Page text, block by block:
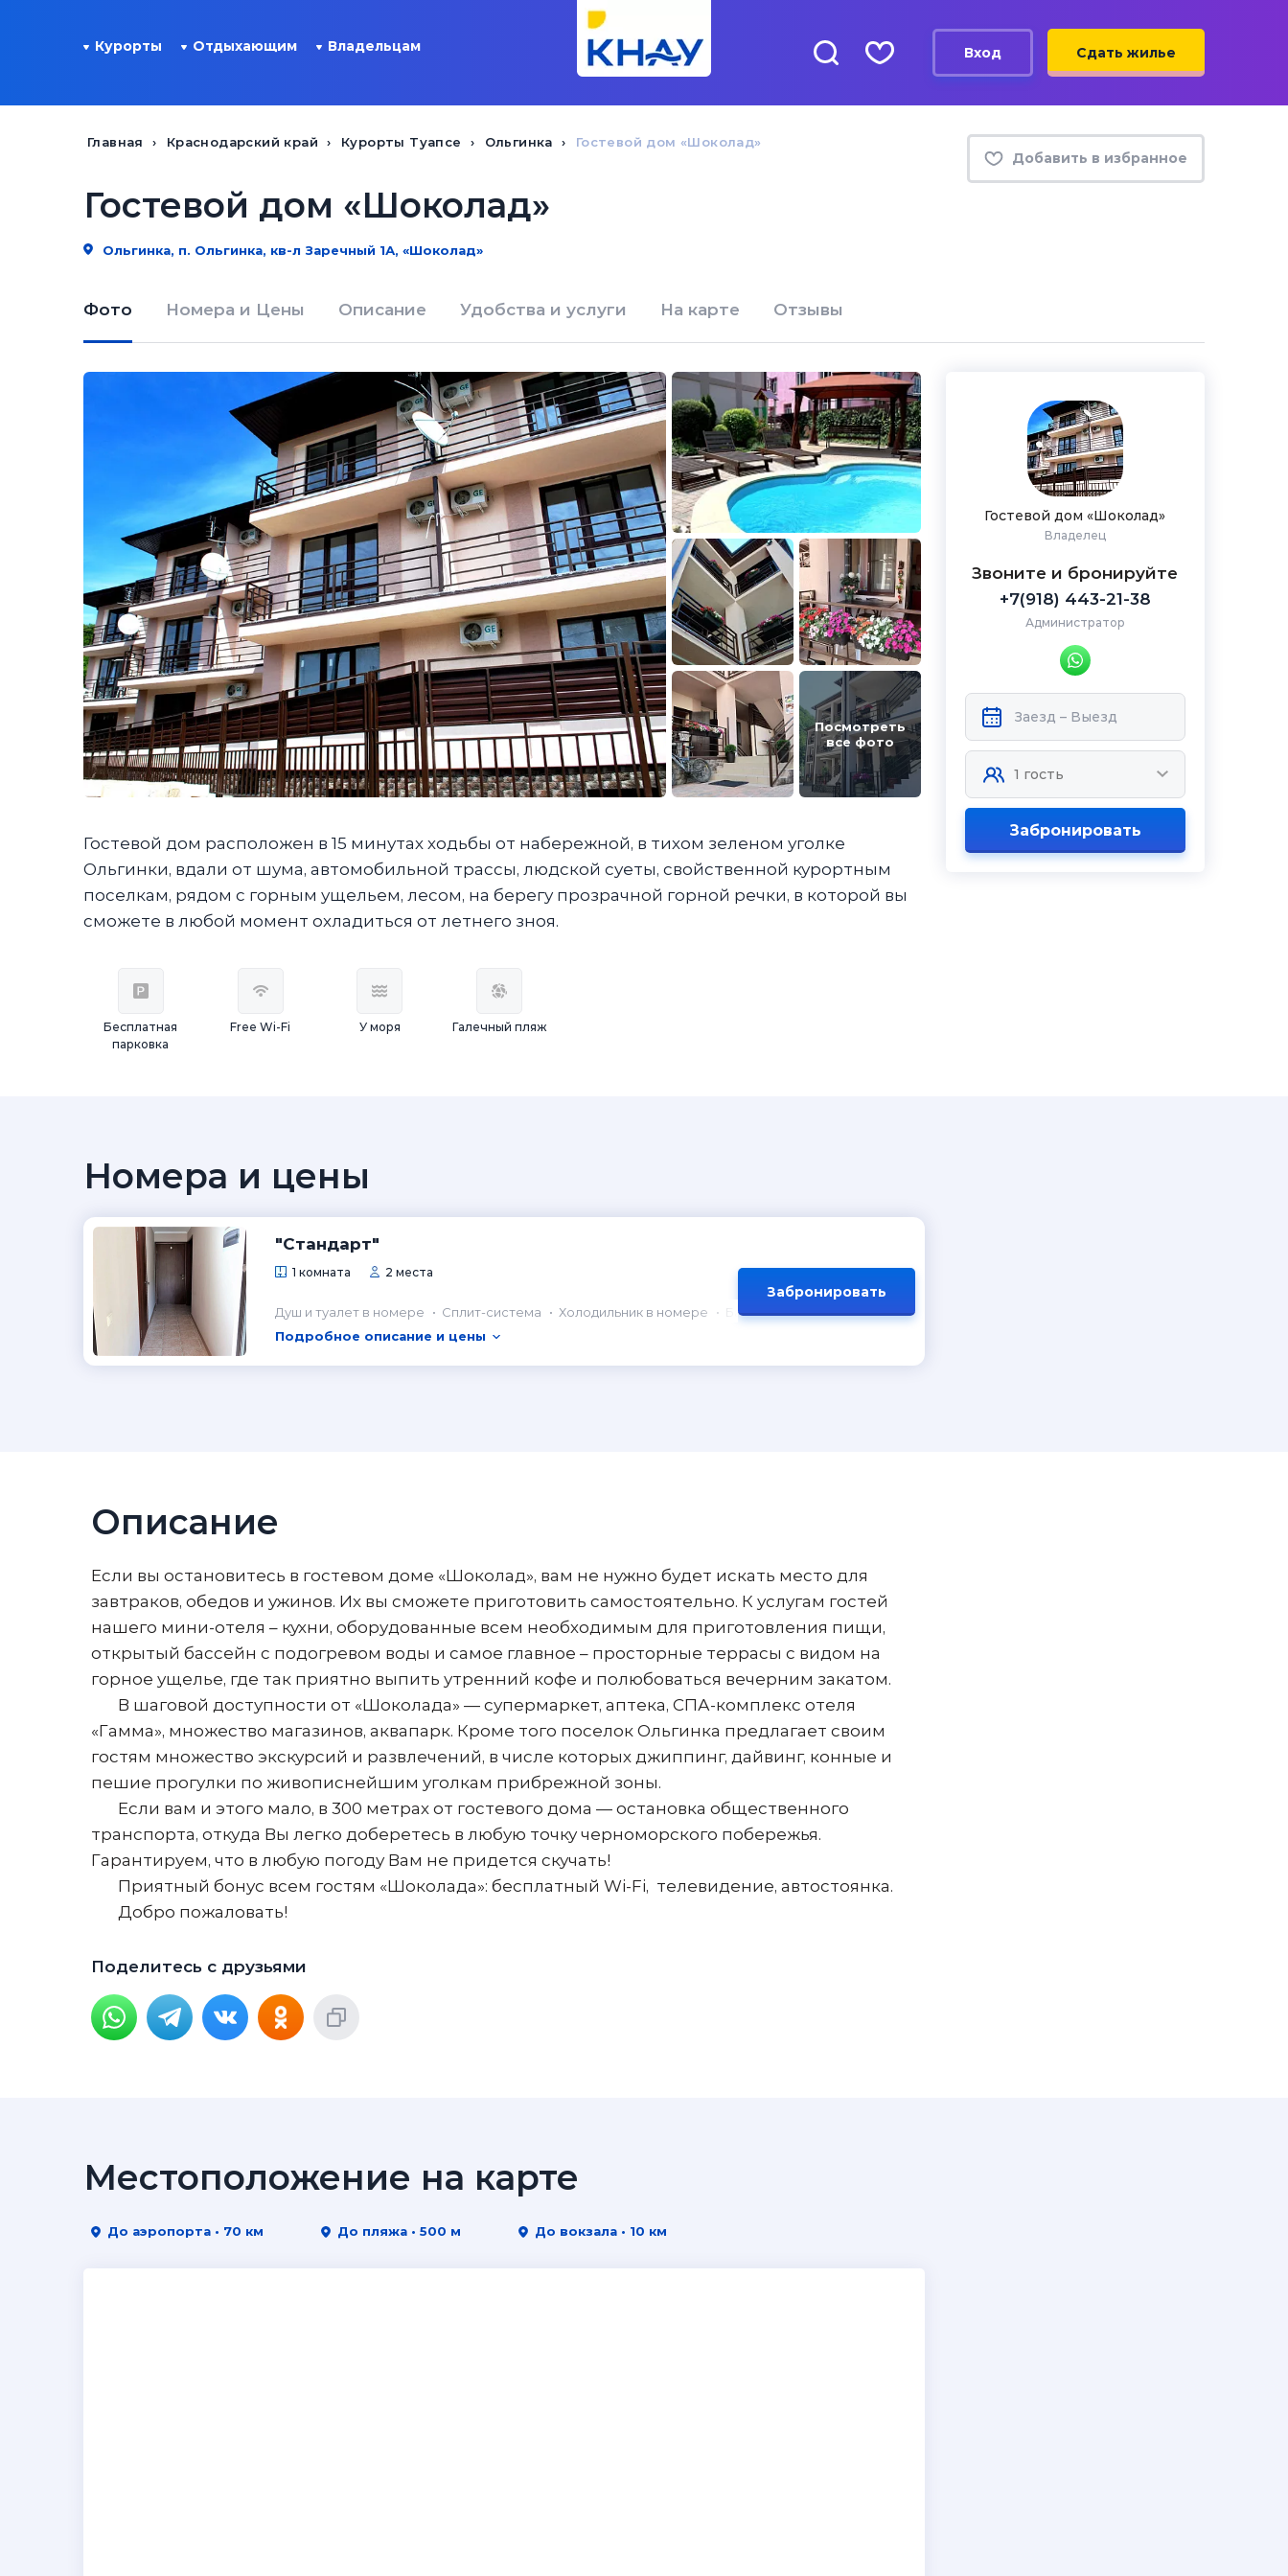
Курорты Отдыхающим Владельцам Вход Сдать жилье
Главная Краснодарский край Курорты Туапсе Ольгинка Гостевой дом «Шоколад»
Добавить в избранное
Гостевой дом «Шоколад»
Ольгинка, п. Ольгинка, кв-л Заречный 1А, «Шоколад»
Фото Номера и Цены Описание Удобства и услуги На карте Отзывы
Посмотреть
все фото
Гостевой дом «Шоколад»
Владелец
Звоните и бронируйте
+7(918) 443-21-38
Администратор
Забронировать
Гостевой дом расположен в 15 минутах ходьбы от набережной, в тихом зеленом уголке
Ольгинки, вдали от шума, автомобильной трассы, людской суеты, свойственной курортным
поселкам, рядом с горным ущельем, лесом, на берегу прозрачной горной речки, в которой вы
сможете в любой момент охладиться от летнего зноя.
Бесплатная
парковка
Free Wi-Fi У моря Галечный пляж
Номера и цены
"Стандарт"
1 комната 2 места
Душ и туалет в номере Сплит-система Холодильник в номере
Балкон
Подробное описание и цены
Забронировать
Описание
Если вы остановитесь в гостевом доме «Шоколад», вам не нужно будет искать место для
завтраков, обедов и ужинов. Их вы сможете приготовить самостоятельно. К услугам гостей
нашего мини-отеля – кухни, оборудованные всем необходимым для приготовления пищи,
открытый бассейн с подогревом воды и самое главное – просторные террасы с видом на
горное ущелье, где так приятно выпить утренний кофе и полюбоваться вечерним закатом.
В шаговой доступности от «Шоколада» — супермаркет, аптека, СПА-комплекс отеля
«Гамма», множество магазинов, аквапарк. Кроме того поселок Ольгинка предлагает своим
гостям множество экскурсий и развлечений, в числе которых джиппинг, дайвинг, конные и
пешие прогулки по живописнейшим уголкам прибрежной зоны.
Если вам и этого мало, в 300 метрах от гостевого дома — остановка общественного
транспорта, откуда Вы легко доберетесь в любую точку черноморского побережья.
Гарантируем, что в любую погоду Вам не придется скучать!
Приятный бонус всем гостям «Шоколада»: бесплатный Wi-Fi, телевидение, автостоянка.
Добро пожаловать!
Поделитесь с друзьями
Местоположение на карте
До аэропорта • 70 км До пляжа • 500 м До вокзала • 10 км